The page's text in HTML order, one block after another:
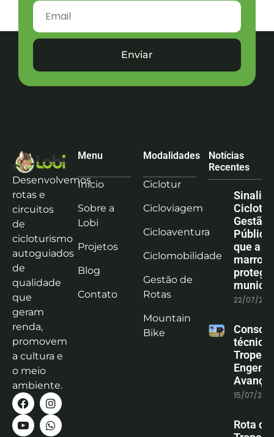
Enviar
Desenvolvemos
rotas e
circuitos
de
cicloturismo
autoguiados
de
qualidade
que
geram
renda,
promovem
a cultura e
o meio
ambiente.
Menu
Início
Sobre a
Lobi
Projetos
Blog
Contato
Modalidades
Ciclotur
Cicloviagem
Cicloaventura
Ciclomobilidade
Gestão de
Rotas
Mountain
Bike
Notícias
Recentes
Gestão
que a
marrom
protege
22/07/
técnica
15/07/
Rota